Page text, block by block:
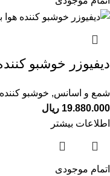
دیفیوزر خوشبو
شمع و اسانس, خوشبو کننده
19.880.000 ریال
اطلاعات بیشتر
اتمام موجودی